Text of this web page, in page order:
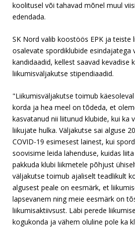
koolitusel või tahavad mõnel muul
edendada.
SK Nord valib koostöös EPK ja teiste
osalevate spordiklubide esindajatega
kandidaadid, kellest saavad kevadise
liikumisväljakutse stipendiaadid.
"Liikumisväljakutse toimub
korda ja hea meel on tõdeda, et
kasvatanud nii liitunud klubide, kui ka
liikujate hulka. Väljakutse sai alguse
COVID-19 esimesest lainest, kui
soovisime leida lahenduse, kuidas
pakkuda klubi liikmetele põhjust
väljakutse toimub ajaliselt teadlikult
algusest peale on eesmärk, et
lapsevanem ning meie eesmärk on
liikumisaktiivsust. Läbi perede
kogukonda ja vähem oluline pole ka